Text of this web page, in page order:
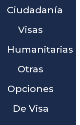
Ciudadanía
Visas
Humanitarias
Otras
Opciones
De Visa